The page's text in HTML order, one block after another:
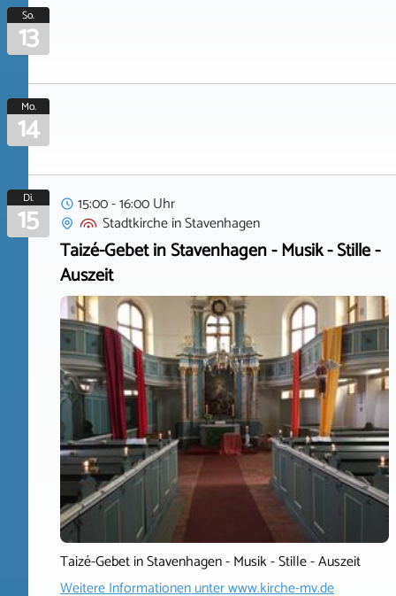
So.
13
Mo.
14
Di.
15
15:00 - 16:00 Uhr
StadtkircheinStavenhagen
Taizé-Gebet in Stavenhagen - Musik - Stille -
Auszeit
Taizé-Gebet in Stavenhagen - Musik - Stille - Auszeit
Weitere Informationen unterwww.kirche-mv.de